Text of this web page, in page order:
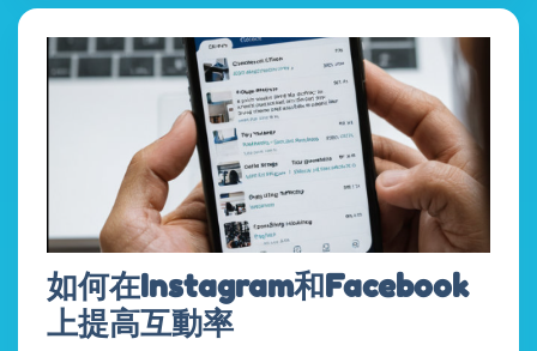
如何在Instagram和Facebook
上提高互動率